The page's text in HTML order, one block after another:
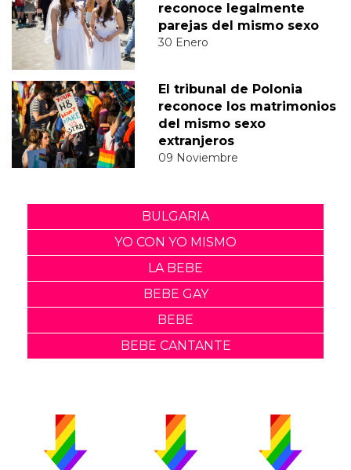
reconoce legalmente
parejas del mismo sexo
30 Enero
El tribunal de Polonia
reconoce los matrimonios
del mismo sexo
extranjeros
09 Noviembre
BULGARIA
YO CON YO MISMO
LA BEBE
BEBE GAY
BEBE
BEBE CANTANTE